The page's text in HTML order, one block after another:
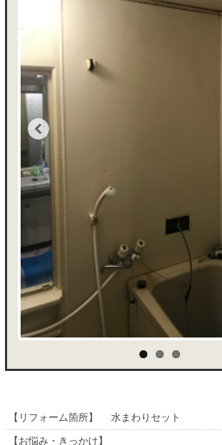
Previous
【リフォーム箇所】 水まわりセット
【お悩み・きっかけ】